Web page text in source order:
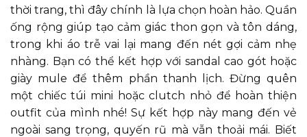
thời trang, thì đây chính là lựa chọn hoàn hảo. Quần
ống rộng giúp tạo cảm giác thon gọn và tôn dáng,
trong khi áo trễ vai lại mang đến nét gợi cảm nhẹ
nhàng. Bạn có thể kết hợp với sandal cao gót hoặc
giày mule để thêm phần thanh lịch. Đừng quên
một chiếc túi mini hoặc clutch nhỏ để hoàn thiện
outfit của mình nhé! Sự kết hợp này mang đến vẻ
ngoài sang trọng, quyến rũ mà vẫn thoải mái. Biết